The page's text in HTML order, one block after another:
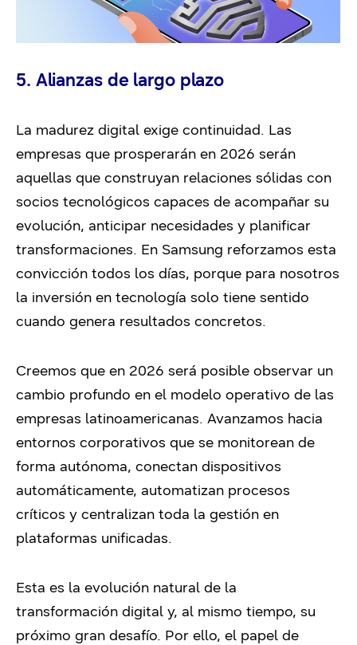
5. Alianzas de largo plazo
La madurez digital exige continuidad. Las
empresas que prosperarán en 2026 serán
aquellas que construyan relaciones sólidas con
socios tecnológicos capaces de acompañar su
evolución, anticipar necesidades y planificar
transformaciones. En Samsung reforzamos esta
convicción todos los días, porque para nosotros
la inversión en tecnología solo tiene sentido
cuando genera resultados concretos.
Creemos que en 2026 será posible observar un
cambio profundo en el modelo operativo de las
empresas latinoamericanas. Avanzamos hacia
entornos corporativos que se monitorean de
forma autónoma, conectan dispositivos
automáticamente, automatizan procesos
críticos y centralizan toda la gestión en
plataformas unificadas.
Esta es la evolución natural de la
transformación digital y, al mismo tiempo, su
próximo gran desafío. Por ello, el papel de